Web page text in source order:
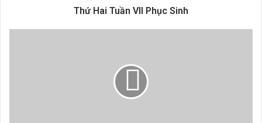
Thứ Hai Tuần VII Phục Sinh